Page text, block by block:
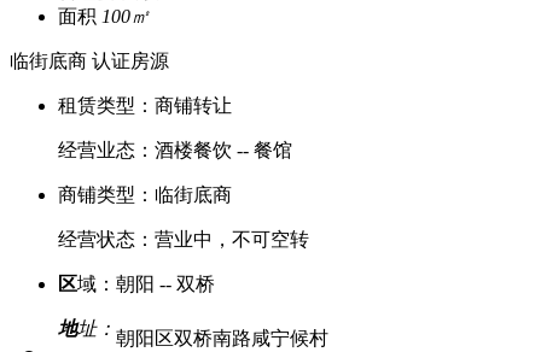
面积 100㎡
临街底商 认证房源
租赁类型： 商铺转让
经营业态： 酒楼餐饮 -- 餐馆
商铺类型： 临街底商
经营状态： 营业中，不可空转
区域： 朝阳 -- 双桥
地址： 朝阳区双桥南路咸宁候村